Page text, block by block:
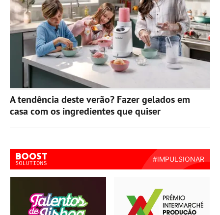
A tendência deste verão? Fazer gelados em
casa com os ingredientes que quiser